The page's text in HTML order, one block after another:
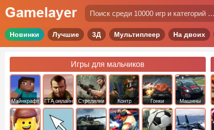
Новинки Лучшие 3Д Мультиплеер На двоих
Игры для мальчиков
Майнкрафт ГТА онлайн Стрелялки
Контр
Страйк
Гонки Машины